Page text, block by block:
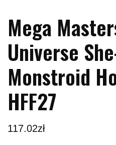
Mega
Universe
Monstroid
HFF27
117.02zł